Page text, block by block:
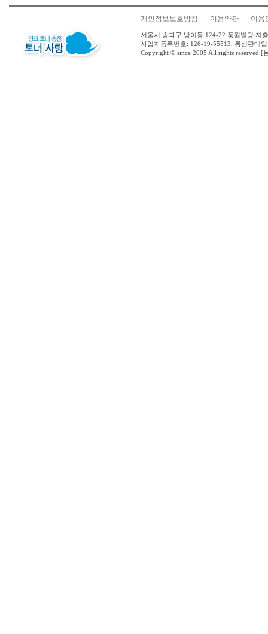
개인정보보호방침 이용약관 이용
서울시 송파구 방이동 124-22 풍원빌딩 지
사업자등록번호: 126-19-55513, 통신판매
Copyright © since 2005 All rights reserved